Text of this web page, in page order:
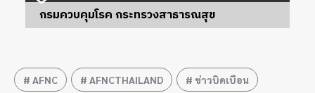
กรมควบคุมโรค กระทรวงสาธารณสุข
AFNC AFNCTHAILAND ข่าวบิดเบือน